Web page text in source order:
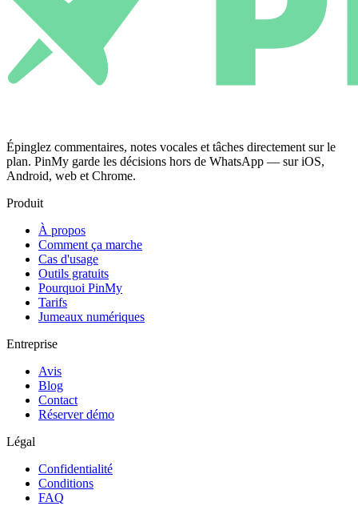
Épinglez commentaires, notes vocales et tâches directement sur le
plan. PinMy garde les décisions hors de WhatsApp — sur iOS,
Android, web et Chrome.
Produit
À propos
Comment ça marche
Cas d'usage
Outils gratuits
Pourquoi PinMy
Tarifs
Jumeaux numériques
Entreprise
Avis
Blog
Contact
Réserver démo
Légal
Confidentialité
Conditions
FAQ